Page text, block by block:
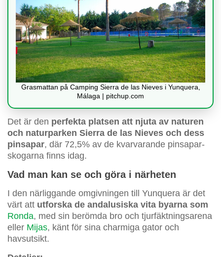
Grasmattan på Camping Sierra de las Nieves i Yunquera,
Málaga | pitchup.com
Det är den perfekta platsen att njuta av naturen
och naturparken Sierra de las Nieves och dess
pinsapar, där 72,5% av de kvarvarande pinsapar-
skogarna finns idag.
Vad man kan se och göra i närheten
I den närliggande omgivningen till Yunquera är det
värt att utforska de andalusiska vita byarna som
Ronda, med sin berömda bro och tjurfäktningsarena
eller Mijas, känt för sina charmiga gator och
havsutsikt.